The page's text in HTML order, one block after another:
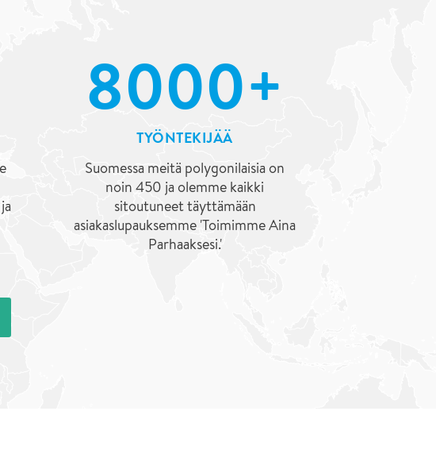
8000+
TYÖNTEKIJÄÄ
Suomessa meitä polygonilaisia on
noin 450 ja olemme kaikki
sitoutuneet täyttämään
asiakaslupauksemme 'Toimimme Aina
Parhaaksesi.'